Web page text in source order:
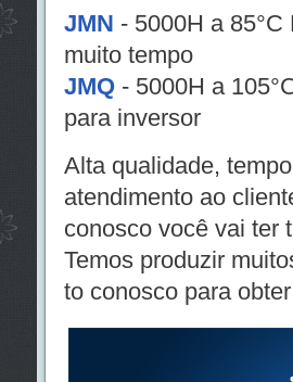
JMN - 5000H a
muito tempo
JMQ- 5000H a
para inversor
Alta qualidade,
atendimento ao
conosco você vai ter
Temos produzir
to conosco para